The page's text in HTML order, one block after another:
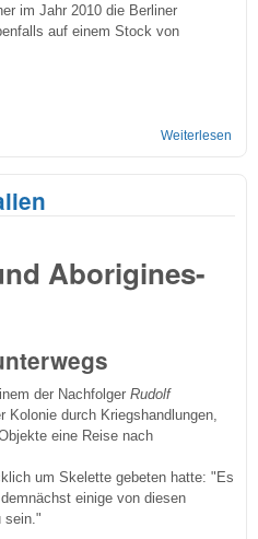
im Jahr 2010 die Berliner
auf einem Stock von
Weiterlesen
Aborigines-
der Nachfolger Rudolf
Kolonie durch Kriegshandlungen,
eine Reise nach
um Skelette gebeten hatte: "Es
einige von diesen
sein."